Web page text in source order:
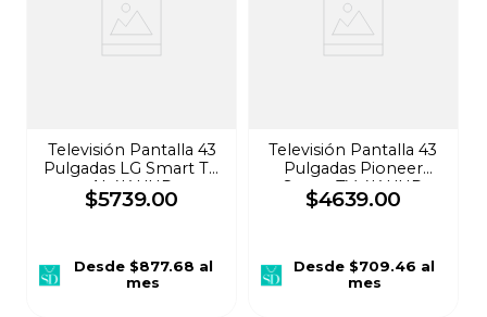
Televisión Pantalla 43
Pulgadas LG Smart TV
AI 4K UHD
43LR6700PSA
$5739.00
Desde$877.68 al
mes
Televisión Pantalla 43
Pulgadas Pioneer
Smart TV 4K UHD
PN43-751-24U
$4639.00
Desde $709.46 al
mes